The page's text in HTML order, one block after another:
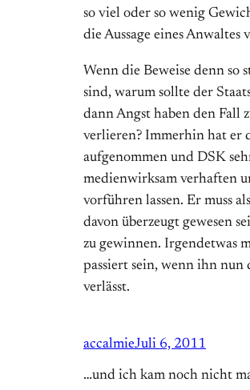
so viel oder so wenig
die Aussage eines Anwaltes
Wenn die Beweise denn so
sind, warum sollte der
dann Angst haben den Fall
verlieren? Immerhin hat er
aufgenommen und DSK
medienwirksam verhaften
vorführen lassen. Er muss
davon überzeugt gewesen
zu gewinnen. Irgendetwas
passiert sein, wenn ihn nun
verlässt.
accalmieJuli 6, 2011
…und ich kam noch nicht